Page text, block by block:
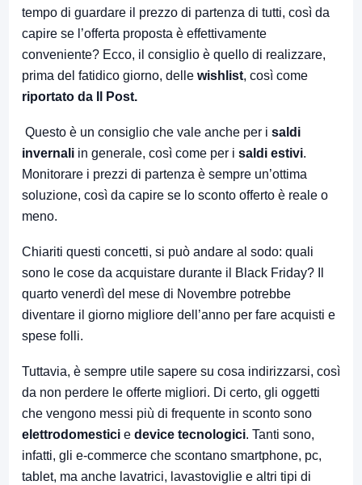
tempo di guardare il prezzo di partenza di tutti, così da
capire se l’offerta proposta è effettivamente
conveniente? Ecco, il consiglio è quello di realizzare,
prima del fatidico giorno, delle wishlist, così come
riportato da Il Post.
Questo è un consiglio che vale anche per i saldi
invernali in generale, così come per i saldi estivi.
Monitorare i prezzi di partenza è sempre un’ottima
soluzione, così da capire se lo sconto offerto è reale o
meno.
Chiariti questi concetti, si può andare al sodo: quali
sono le cose da acquistare durante il Black Friday? Il
quarto venerdì del mese di Novembre potrebbe
diventare il giorno migliore dell’anno per fare acquisti e
spese folli.
Tuttavia, è sempre utile sapere su cosa indirizzarsi, così
da non perdere le offerte migliori. Di certo, gli oggetti
che vengono messi più di frequente in sconto sono
elettrodomestici e device tecnologici. Tanti sono,
infatti, gli e-commerce che scontano smartphone, pc,
tablet, ma anche lavatrici, lavastoviglie e altri tipi di